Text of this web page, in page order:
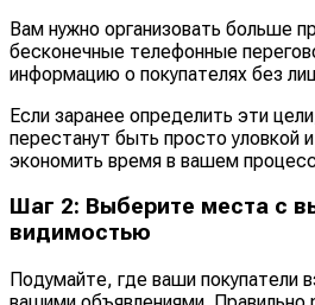
Вам нужно организовать больше
бесконечные телефонные
информацию о покупателях без
Если заранее определить эти
перестанут быть просто уловкой
экономить время в вашем
Шаг 2: Выберите места с
видимостью
Подумайте, где ваши покупатели